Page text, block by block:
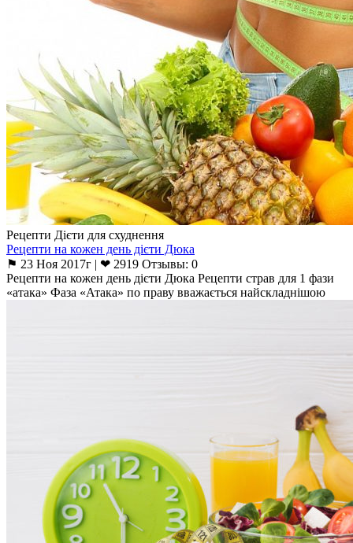
Рецепти Дієти для схуднення
Рецепти на кожен день дієти Дюка
⚑ 23 Ноя 2017г | ❤ 2919 Отзывы: 0
Рецепти на кожен день дієти Дюка Рецепти страв для 1 фази
«атака» Фаза «Атака» по праву вважається найскладнішою